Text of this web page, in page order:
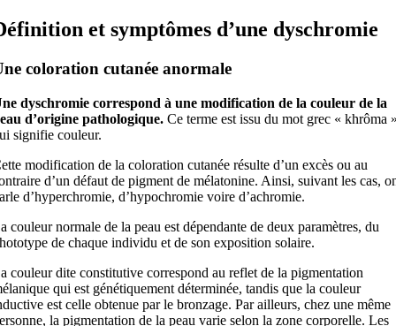
et symptômes d’une dyschromie
coloration cutanée anormale
dyschromie correspond à une modification de la couleur de la
d’origine pathologique.Ce terme est issu du mot grec « khrôma
signifie couleur.
modification de la coloration cutanée résulte d’un excès ou au
d’un défaut de pigment de mélatonine. Ainsi, suivant les cas,
d’hyperchromie, d’hypochromie voire d’achromie.
couleur normale de la peau est dépendante de deux paramètres, du
de chaque individu et de son exposition solaire.
couleur dite constitutive correspond au reflet de la pigmentation
qui est génétiquement déterminée, tandis que la couleur
est celle obtenue par le bronzage. Par ailleurs, chez une même
la pigmentation de la peau varie selon la zone corporelle. Les